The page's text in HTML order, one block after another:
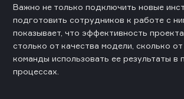
Важно не только подключить новые
подготовить сотрудников к работе с
показывает, что эффективность
столько от качества модели, сколько
команды использовать ее результаты в
процессах.